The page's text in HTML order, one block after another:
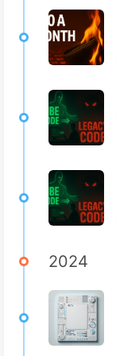
2024